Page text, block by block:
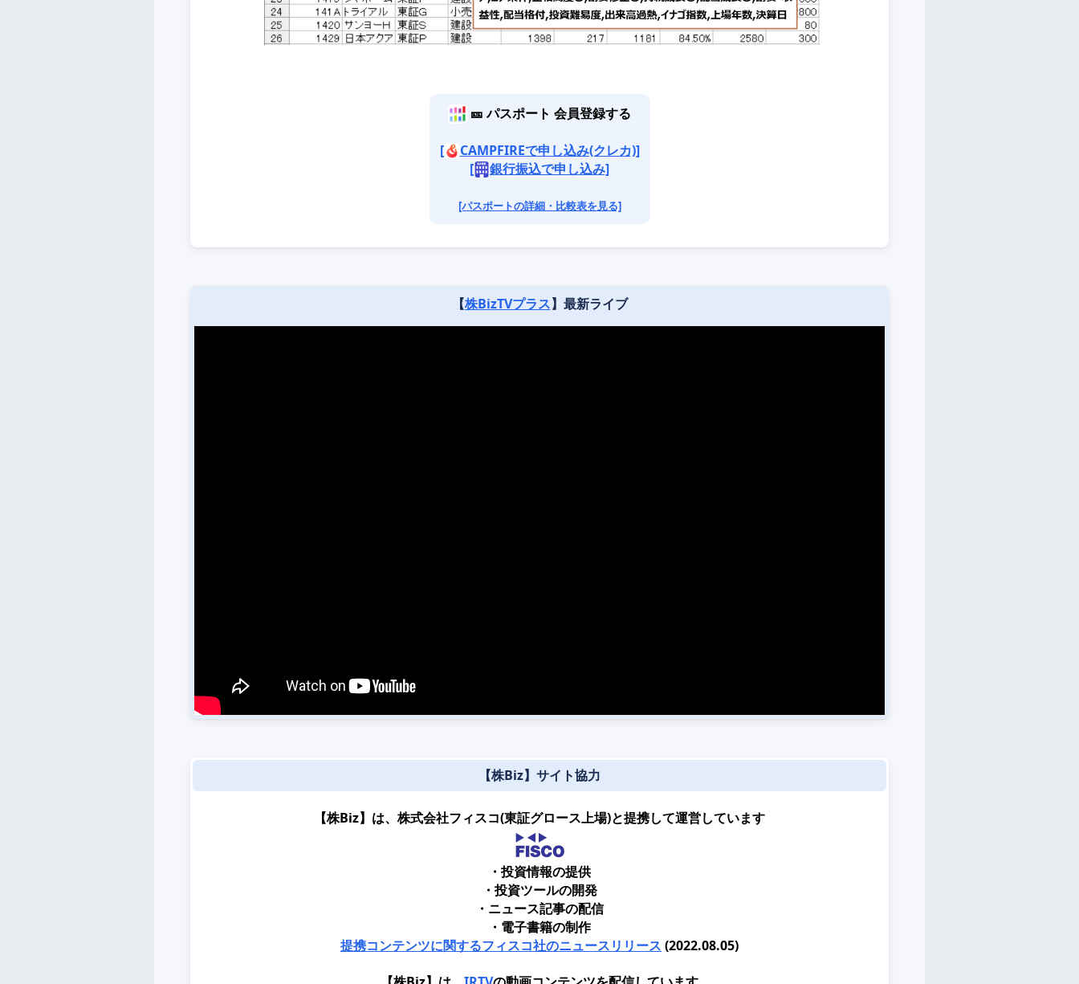
🎫 パスポート 会員登録する
[
CAMPFIREで申し込み(クレカ)]
[
銀行振込で申し込み]
[パスポートの詳細・比較表を見る]
【株BizTVプラス】最新ライブ
【株Biz】サイト協力
【株Biz】は、株式会社フィスコ(東証グロース上場)と提携して運営しています
・投資情報の提供
・投資ツールの開発
・ニュース記事の配信
・電子書籍の制作
提携コンテンツに関するフィスコ社のニュースリリース (2022.08.05)